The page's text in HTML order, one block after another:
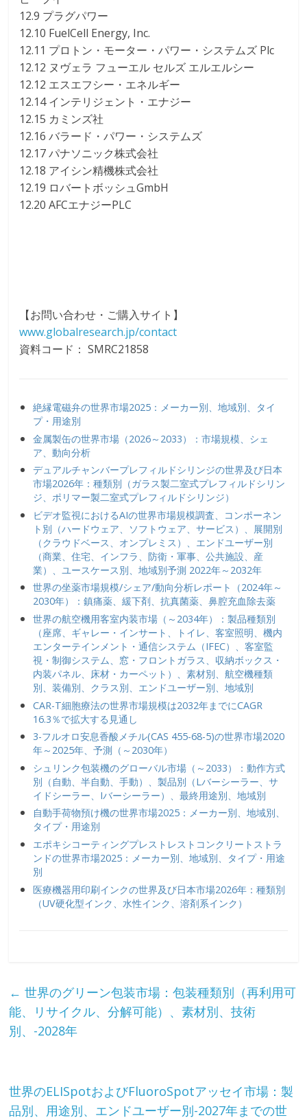
12.9 プラグパワー
12.10 FuelCell Energy, Inc.
12.11 プロトン・モーター・パワー・システムズ Plc
12.12 ヌヴェラ フューエル セルズ エルエルシー
12.12 エスエフシー・エネルギー
12.14 インテリジェント・エナジー
12.15 カミンズ社
12.16 バラード・パワー・システムズ
12.17 パナソニック株式会社
12.18 アイシン精機株式会社
12.19 ロバートボッシュGmbH
12.20 AFCエナジーPLC
【お問い合わせ・ご購入サイト】
www.globalresearch.jp/contact
資料コード： SMRC21858
絶縁電磁弁の世界市場2025：メーカー別、地域別、タイ
プ・用途別
金属製缶の世界市場（2026～2033）：市場規模、シェ
ア、動向分析
デュアルチャンバープレフィルドシリンジの世界及び日本
市場2026年：種類別（ガラス製二室式プレフィルドシリン
ジ、ポリマー製二室式プレフィルドシリンジ）
ビデオ監視におけるAIの世界市場規模調査、コンポーネン
ト別（ハードウェア、ソフトウェア、サービス）、展開別
（クラウドベース、オンプレミス）、エンドユーザー別
（商業、住宅、インフラ、防衛・軍事、公共施設、産
業）、ユースケース別、地域別予測 2022年～2032年
世界の坐薬市場規模/シェア/動向分析レポート（2024年～
2030年）：鎮痛薬、緩下剤、抗真菌薬、鼻腔充血除去薬
世界の航空機用客室内装市場（～2034年）：製品種類別
（座席、ギャレー・インサート、トイレ、客室照明、機内
エンターテインメント・通信システム（IFEC）、客室監
視・制御システム、窓・フロントガラス、収納ボックス・
内装パネル、床材・カーペット）、素材別、航空機種類
別、装備別、クラス別、エンドユーザー別、地域別
CAR-T細胞療法の世界市場規模は2032年までにCAGR
16.3％で拡大する見通し
3-フルオロ安息香酸メチル(CAS 455-68-5)の世界市場2020
年～2025年、予測（～2030年）
シュリンク包装機のグローバル市場（～2033）：動作方式
別（自動、半自動、手動）、製品別（Lバーシーラー、サ
イドシーラー、Iバーシーラー）、最終用途別、地域別
自動手荷物預け機の世界市場2025：メーカー別、地域別、
タイプ・用途別
エポキシコーティングプレストレストコンクリートストラ
ンドの世界市場2025：メーカー別、地域別、タイプ・用途
別
医療機器用印刷インクの世界及び日本市場2026年：種類別
（UV硬化型インク、水性インク、溶剤系インク）
← 世界のグリーン包装市場：包装種類別（再利用可
能、リサイクル、分解可能）、素材別、技術
別、-2028年
世界のELISpotおよびFluoroSpotアッセイ市場：製
品別、用途別、エンドユーザー別-2027年までの世